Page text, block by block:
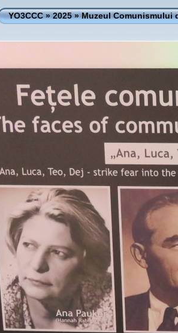
YO3CCC»2025»Muzeul Comunismului